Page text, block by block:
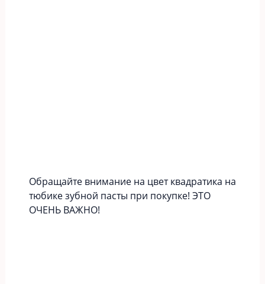
Обращайте внимание на цвет квадратика на
тюбике зубной пасты при покупке! ЭТО
ОЧЕНЬ ВАЖНО!